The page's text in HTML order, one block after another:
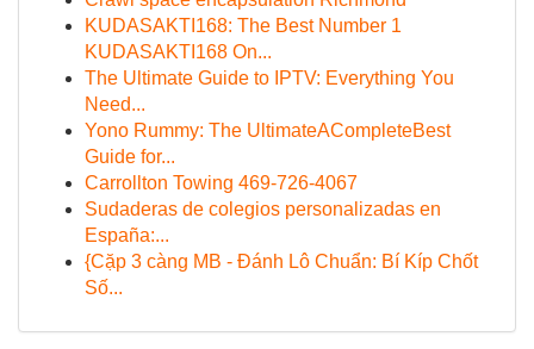
KUDASAKTI168: The Best Number 1
KUDASAKTI168 On...
The Ultimate Guide to IPTV: Everything You
Need...
Yono Rummy: The UltimateACompleteBest
Guide for...
Carrollton Towing 469-726-4067
Sudaderas de colegios personalizadas en
España:...
{Cặp 3 càng MB - Đánh Lô Chuẩn: Bí Kíp Chốt
Số...